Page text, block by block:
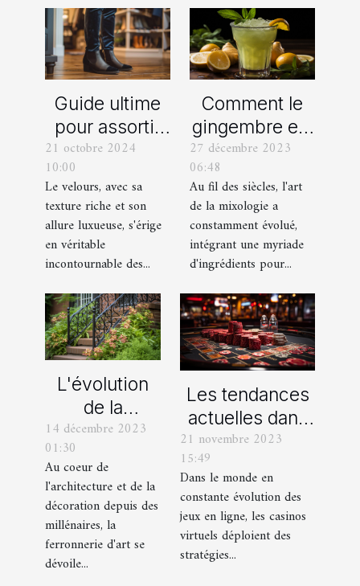
Guide ultime
pour assortir
vos
chaussures
avec des
pantalons en
velours
21 octobre 2024
10:00
Le velours, avec sa
texture riche et son
allure luxueuse, s'érige
en véritable
incontournable des...
Comment le
gingembre est
devenu un
ingrédient clé
dans la
mixologie
moderne
27 décembre 2023
06:48
Au fil des siècles, l'art
de la mixologie a
constamment évolué,
intégrant une myriade
d'ingrédients pour...
L'évolution
de la
ferronnerie
d'art à travers
les siècles
14 décembre 2023
01:30
Au coeur de
l'architecture et de la
décoration depuis des
millénaires, la
ferronnerie d'art se
dévoile...
Les tendances
actuelles dans
les offres
promotionnelles
des casinos en
ligne
21 novembre 2023
15:49
Dans le monde en
constante évolution des
jeux en ligne, les casinos
virtuels déploient des
stratégies...